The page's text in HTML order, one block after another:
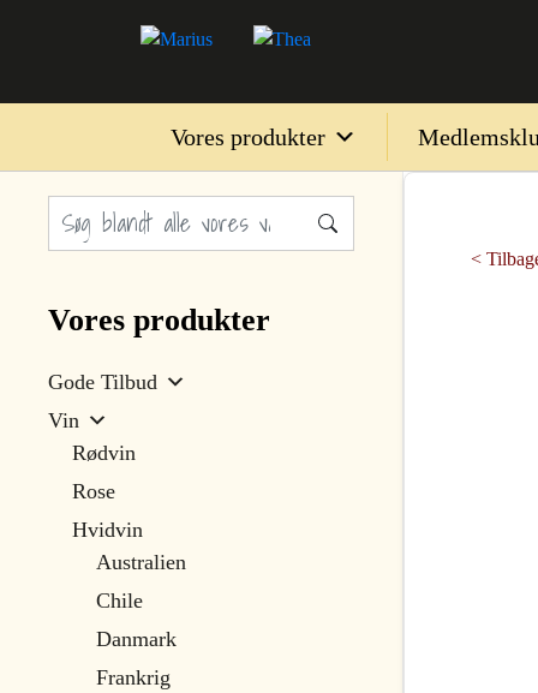
Vores produkter
Vores produkter
Gode Tilbud
Vin
Rødvin
Rose
Hvidvin
Australien
Chile
Danmark
Frankrig
<